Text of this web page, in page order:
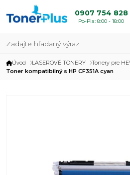
0907 754 828
Po-Pia: 8:00 - 18:00
Úvod LASEROVÉ TONERY
Tonery pre
Toner kompatibilný s HP CF351A cyan